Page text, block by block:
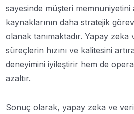
sayesinde müşteri memnuniyetini
kaynaklarının daha stratejik
olanak tanımaktadır. Yapay zeka
süreçlerin hızını ve kalitesini
deneyimini iyileştirir hem de
azaltır.
Sonuç olarak, yapay zeka ve